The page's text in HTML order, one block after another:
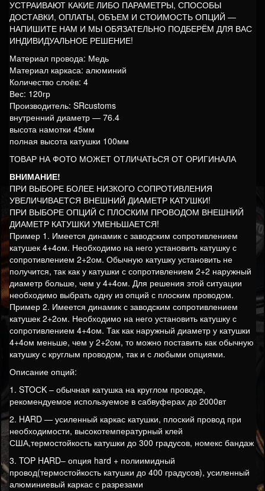
УСТРАИВАЮТ КАКИЕ ЛИБО ПАРАМЕТРЫ, СПОСОБЫ
ДОСТАВКИ, ОПЛАТЫ, ОБЪЕМ И СТОИМОСТЬ ОПЦИЙ —
НАПИШИТЕ НАМ И МЫ ОБЯЗАТЕЛЬНО ПОДБЕРЁМ ДЛЯ ВАС
ИНДИВИДУАЛЬНОЕ РЕШЕНИЕ!
Материал провода: Медь
Материал каркаса: алюминий
Количество слоёв: 4
Вес: 120гр
Производитель: SRcustoms
внутренний диаметр — 76.4
высота намотки 45мм
полная высота катушки 100мм
ТОВАР НА ФОТО МОЖЕТ ОТЛИЧАТЬСЯ ОТ ОРИГИНАЛА
ВНИМАНИЕ!
ПРИ ВЫБОРЕ БОЛЕЕ НИЗКОГО СОПРОТИВЛЕНИЯ
УВЕЛИЧИВАЕТСЯ ВНЕШНИЙ ДИАМЕТР КАТУШКИ!
ПРИ ВЫБОРЕ ОПЦИЙ С ПЛОСКИМ ПРОВОДОМ ВНЕШНИЙ
ДИАМЕТР КАТУШКИ УМЕНЬШАЕТСЯ!
Пример 1. Имеется динамик с заводским сопротивлением
катушек 4+4ом. Необходимо на него установить катушку с
сопротивлением 2+2ом. Обычную катушку установить не
получится, так как у катушки с сопротивлением 2+2 наружный
диаметр больше, чем у 4+4ом. Для решения этой ситуации
необходимо выбрать одну из опций с плоским проводом.
Пример 2. Имеется динамик с заводским сопротивлением
катушек 2+2ом. Необходимо на него установить катушку с
сопротивлением 4+4ом. Так как наружный диаметр у катушки
4+4ом меньше, чем у 2+2ом, то можно поставить как обычную
катушку с круглым проводом, так и с любыми опциями.
Описание опций:
1. STOСK – обычная катушка на круглом проводе,
рекомендуемое используемое в сабвуферах до 2000вт
2. HARD — усиленный каркас катушки, плоский провод при
необходимости, высокотемпературный клей
США,термостойкость катушки до 300 градусов, номекс бандаж
3. TOP HARD– опция hard + полиимидный
провод(термостойкость катушки до 400 градусов), усиленный
алюминиевый каркас с разрезами